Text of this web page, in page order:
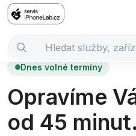
Dnes volné termíny
Opravíme
od 45 minut.